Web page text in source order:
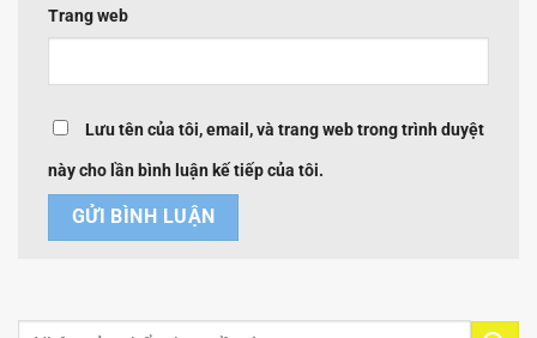
Trang web
Lưu tên của tôi, email, và trang web trong trình duyệt
này cho lần bình luận kế tiếp của tôi.